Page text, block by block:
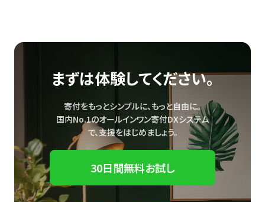
まずは体験してください。
寄付をもっとシンプルに、もっと自由に。
国内No.1のオールインワン寄付DXシステム
で、支援をはじめましょう。
30日間無料お試し